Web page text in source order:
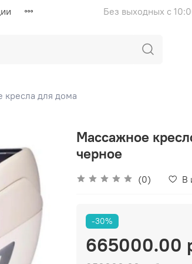
Без выходных с
для дома
Массажное
черное
(0) В
-30%
665000.00